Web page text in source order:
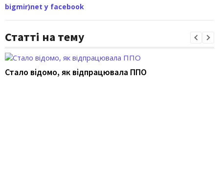
bigmir)net у facebook
Статті на тему
Стало відомо, як відпрацювала ППО